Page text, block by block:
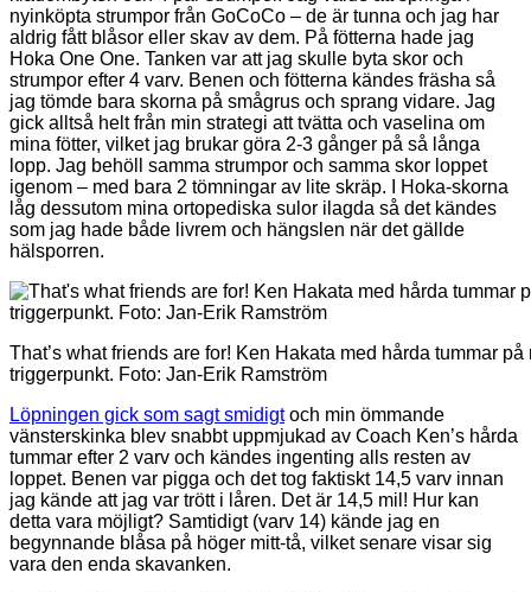
nyinköpta strumpor från GoCoCo – de är tunna och jag har
aldrig fått blåsor eller skav av dem. På fötterna hade jag
Hoka One One. Tanken var att jag skulle byta skor och
strumpor efter 4 varv. Benen och fötterna kändes fräsha så
jag tömde bara skorna på smågrus och sprang vidare. Jag
gick alltså helt från min strategi att tvätta och vaselina om
mina fötter, vilket jag brukar göra 2-3 gånger på så långa
lopp. Jag behöll samma strumpor och samma skor loppet
igenom – med bara 2 tömningar av lite skräp. I Hoka-skorna
låg dessutom mina ortopediska sulor ilagda så det kändes
som jag hade både livrem och hängslen när det gällde
hälsporren.
That’s what friends are for! Ken Hakata med hårda tummar på
triggerpunkt. Foto: Jan-Erik Ramström
Löpningen gick som sagt smidigtoch min ömmande
vänsterskinka blev snabbt uppmjukad av Coach Ken’s hårda
tummar efter 2 varv och kändes ingenting alls resten av
loppet. Benen var pigga och det tog faktiskt 14,5 varv innan
jag kände att jag var trött i låren. Det är 14,5 mil! Hur kan
detta vara möjligt? Samtidigt (varv 14) kände jag en
begynnande blåsa på höger mitt-tå, vilket senare visar sig
vara den enda skavanken.